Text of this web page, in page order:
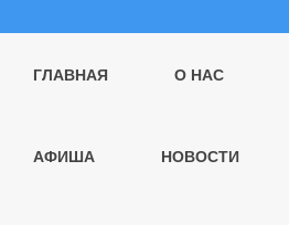
ГЛАВНАЯ О НАС
АФИША НОВОСТИ